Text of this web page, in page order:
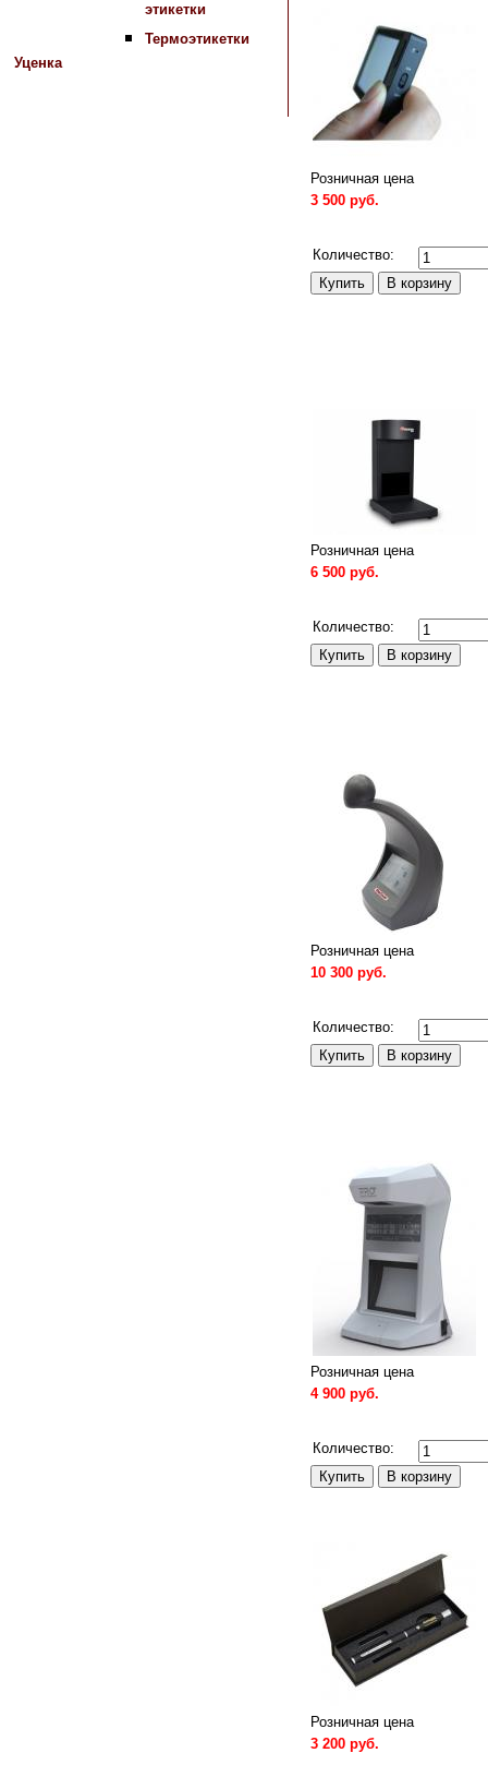
этикетки
Термоэтикетки
Уценка
Розничная цена
3 500 руб.
Количество:
Розничная цена
6 500 руб.
Количество:
Розничная цена
10 300 руб.
Количество:
Розничная цена
4 900 руб.
Количество:
Розничная цена
3 200 руб.